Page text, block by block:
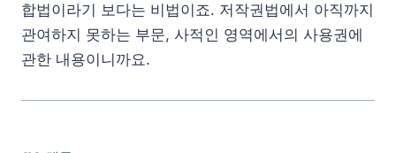
합법이라기 보다는 비법이죠. 저작권법에서 아직까지
관여하지 못하는 부문, 사적인 영역에서의 사용권에
관한 내용이니까요.